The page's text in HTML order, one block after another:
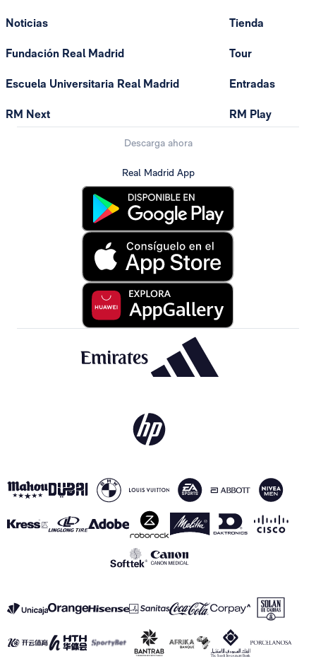
Noticias
Fundación Real Madrid
Escuela Universitaria Real Madrid
RM Next
Tienda
Tour
Entradas
RM Play
Descarga ahora
Real Madrid App